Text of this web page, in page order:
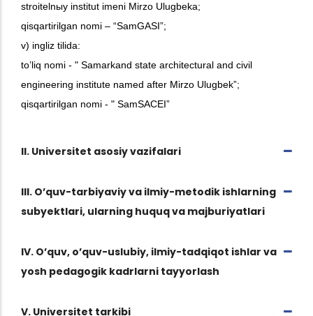
stroitelnыy institut imeni Mirzo Ulugbeka;
qisqartirilgan nomi – “SamGASI”;
v) ingliz tilida:
to’liq nomi - " Samarkand state architectural and civil
engineering institute named after Mirzo Ulugbek”;
qisqartirilgan nomi - " SamSACEI”
II. Universitet asosiy vazifalari
III. O’quv-tarbiyaviy va ilmiy-metodik ishlarning
subyektlari, ularning huquq va majburiyatlari
IV. O’quv, o’quv-uslubiy, ilmiy-tadqiqot ishlar va
yosh pedagogik kadrlarni tayyorlash
V. Universitet tarkibi